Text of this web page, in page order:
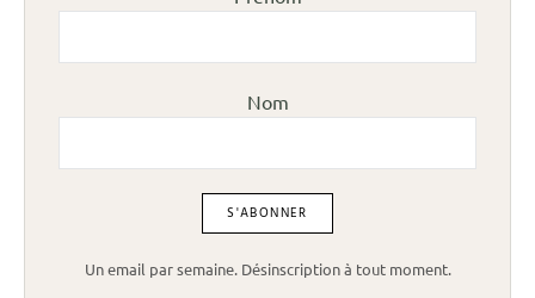
Nom
Un email par semaine. Désinscription à tout moment.